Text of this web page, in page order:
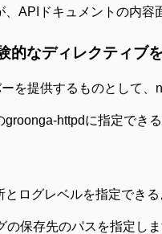
APIドキュメントの内容
なディレクティブ
を提供するものとして
httpdに指定でき
ログレベルを指定でき
保存先のパスを指定し